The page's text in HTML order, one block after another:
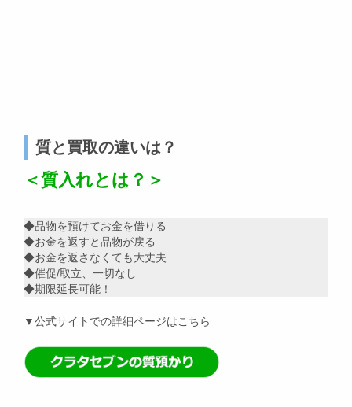
質と買取の違いは？
＜質入れとは？＞
◆品物を預けてお金を借りる
◆お金を返すと品物が戻る
◆お金を返さなくても大丈夫
◆催促/取立、一切なし
◆期限延長可能！
▼公式サイトでの詳細ページはこちら